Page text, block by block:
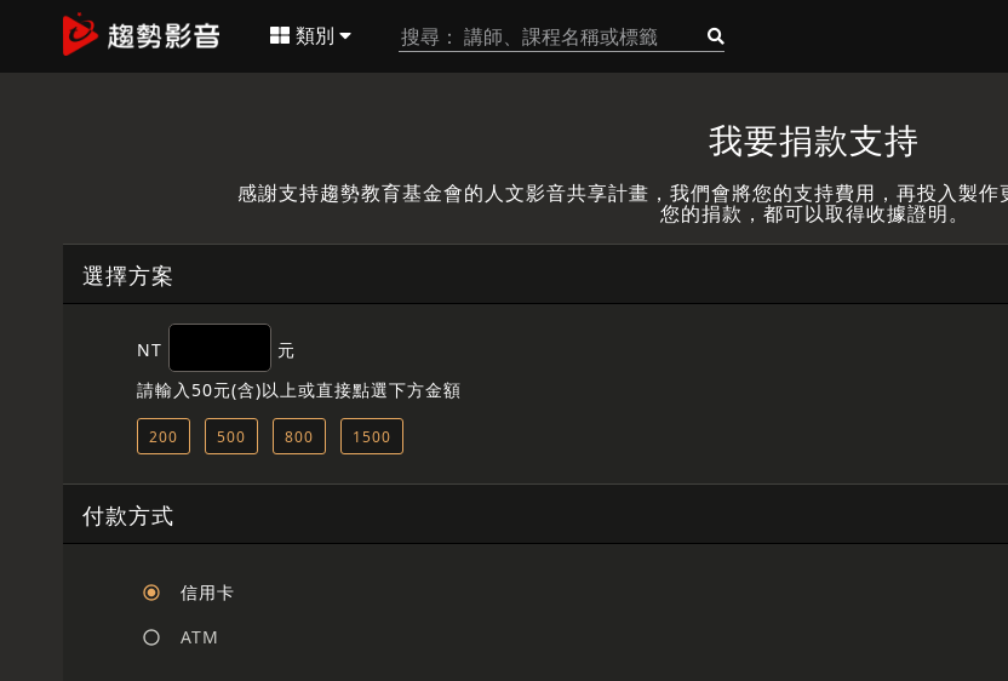
類別
我要捐款支持
感謝支持趨勢教育基金會的人文影音共享計畫，我們會將您的支持費用，再投入製作
您的捐款，都可以取得收據證明。
選擇方案
NT
元
請輸入50元(含)以上或直接點選下方金額
200 500 800 1500
付款方式
信用卡
ATM